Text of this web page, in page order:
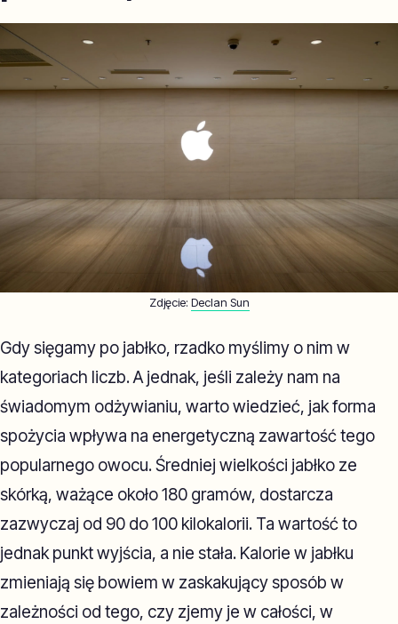
Zdjęcie: Declan Sun
Gdy sięgamy po jabłko, rzadko myślimy o nim w
kategoriach liczb. A jednak, jeśli zależy nam na
świadomym odżywianiu, warto wiedzieć, jak forma
spożycia wpływa na energetyczną zawartość tego
popularnego owocu. Średniej wielkości jabłko ze
skórką, ważące około 180 gramów, dostarcza
zazwyczaj od 90 do 100 kilokalorii. Ta wartość to
jednak punkt wyjścia, a nie stała. Kalorie w jabłku
zmieniają się bowiem w zaskakujący sposób w
zależności od tego, czy zjemy je w całości, w